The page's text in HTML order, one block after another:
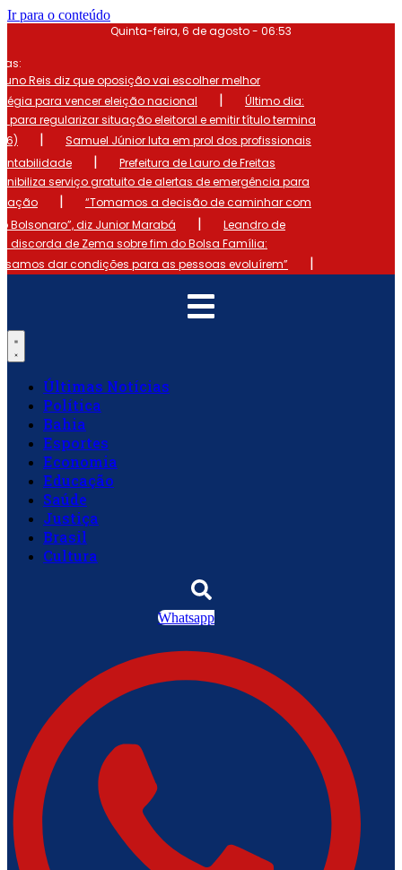
Ir para o conteúdo
Quinta-feira, 6 de agosto - 06:53
Reis diz que oposição vai escolher melhor
para vencer eleição nacional
|
Último dia:
para regularizar situação eleitoral e emitir título termina
|
Samuel Júnior luta em prol dos profissionais
|
Prefeitura de Lauro de Freitas
serviço gratuito de alertas de emergência para
|
“Tomamos a decisão de caminhar com
Bolsonaro”, diz Junior Marabá
|
Leandro de
discorda de Zema sobre fim do Bolsa Família:
dar condições para as pessoas evoluírem”
|
Últimas Notícias
Política
Bahia
Esportes
Economia
Educação
Saúde
Justiça
Brasil
Cultura
Whatsapp